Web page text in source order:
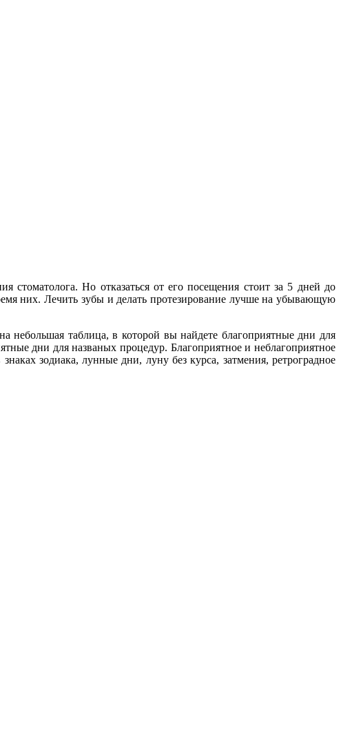
стоматолога. Но отказаться от его посещения стоит за 5 дней до
них. Лечить зубы и делать протезирование лучше на убывающую
небольшая таблица, в которой вы найдете благоприятные дни для
дни для названых процедур. Благоприятное и неблагоприятное
зодиака, лунные дни, луну без курса, затмения, ретроградное